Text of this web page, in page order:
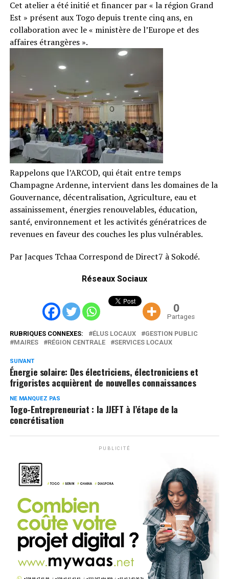
Cet atelier a été initié et financer par « la région Grand
Est » présent aux Togo depuis trente cinq ans, en
collaboration avec le « ministère de l’Europe et des
affaires étrangères ».
Rappelons que l’ARCOD, qui était entre temps
Champagne Ardenne, intervient dans les domaines de la
Gouvernance, décentralisation, Agriculture, eau et
assainissement, énergies renouvelables, éducation,
santé, environnement et les activités génératrices de
revenues en faveur des couches les plus vulnérables.
Par Jacques Tchaa Correspond de Direct7 à Sokodé.
Réseaux Sociaux
0
Partages
RUBRIQUES CONNEXES: ÉLUS LOCAUX
GESTION PUBLIC
MAIRES
RÉGION CENTRALE SERVICES LOCAUX
SUIVANT
Énergie solaire: Des électriciens, électroniciens et
frigoristes acquièrent de nouvelles connaissances
NE MANQUEZ PAS
Togo-Entrepreneuriat : la JJEFT à l’étape de la
concrétisation
PUBLICITÉ